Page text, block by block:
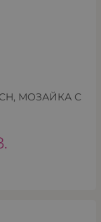
МОЗАЙКА С